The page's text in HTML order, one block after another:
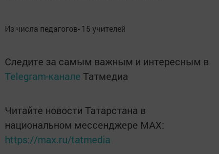
Из числа педагогов- 15 учителей
Следите за самым важным и интересным в
Telegram-канале Татмедиа
Читайте новости Татарстана в
национальном мессенджере MАХ:
https://max.ru/tatmedia